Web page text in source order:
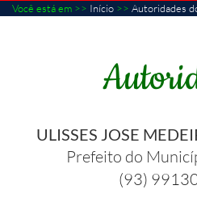
Você está em >> Início >> Autoridades
ULISSES JOSE
Prefeito do
(93)